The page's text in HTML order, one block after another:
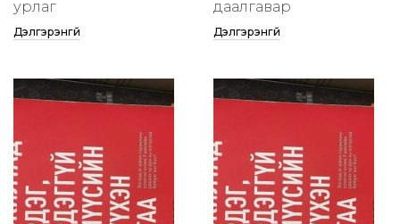
урлаг
Дэлгэрэнгүй
даалгавар
Дэлгэрэнгүй